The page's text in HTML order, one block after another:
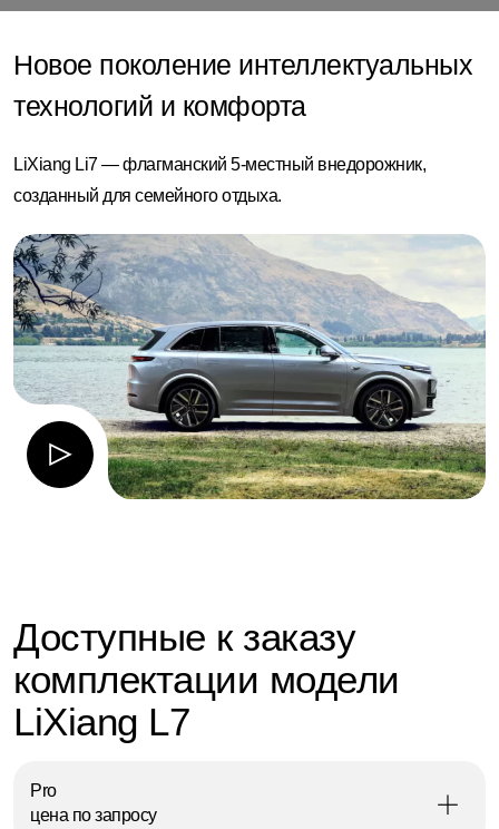
Новое поколение интеллектуальных
технологий и комфорта
LiXiang Li7 — флагманский 5-местный внедорожник,
созданный для семейного отдыха.
Доступные к заказу
комплектации модели
LiXiang L7
Pro
цена по запросу